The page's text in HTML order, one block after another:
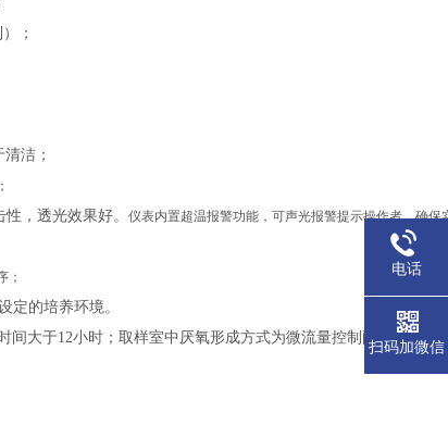
） ；
洁；
，透光效果好。 仪表内置超温报警功能，可声光报警提示操作者，确保
；
定的培养环境。
间大于12小时； 取样室中厌氧形成方式为微流量控制配以真空、
电话
扫码加微信